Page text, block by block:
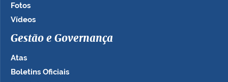
Fotos
Vídeos
Gestão e Governança
Atas
Boletins Oficiais